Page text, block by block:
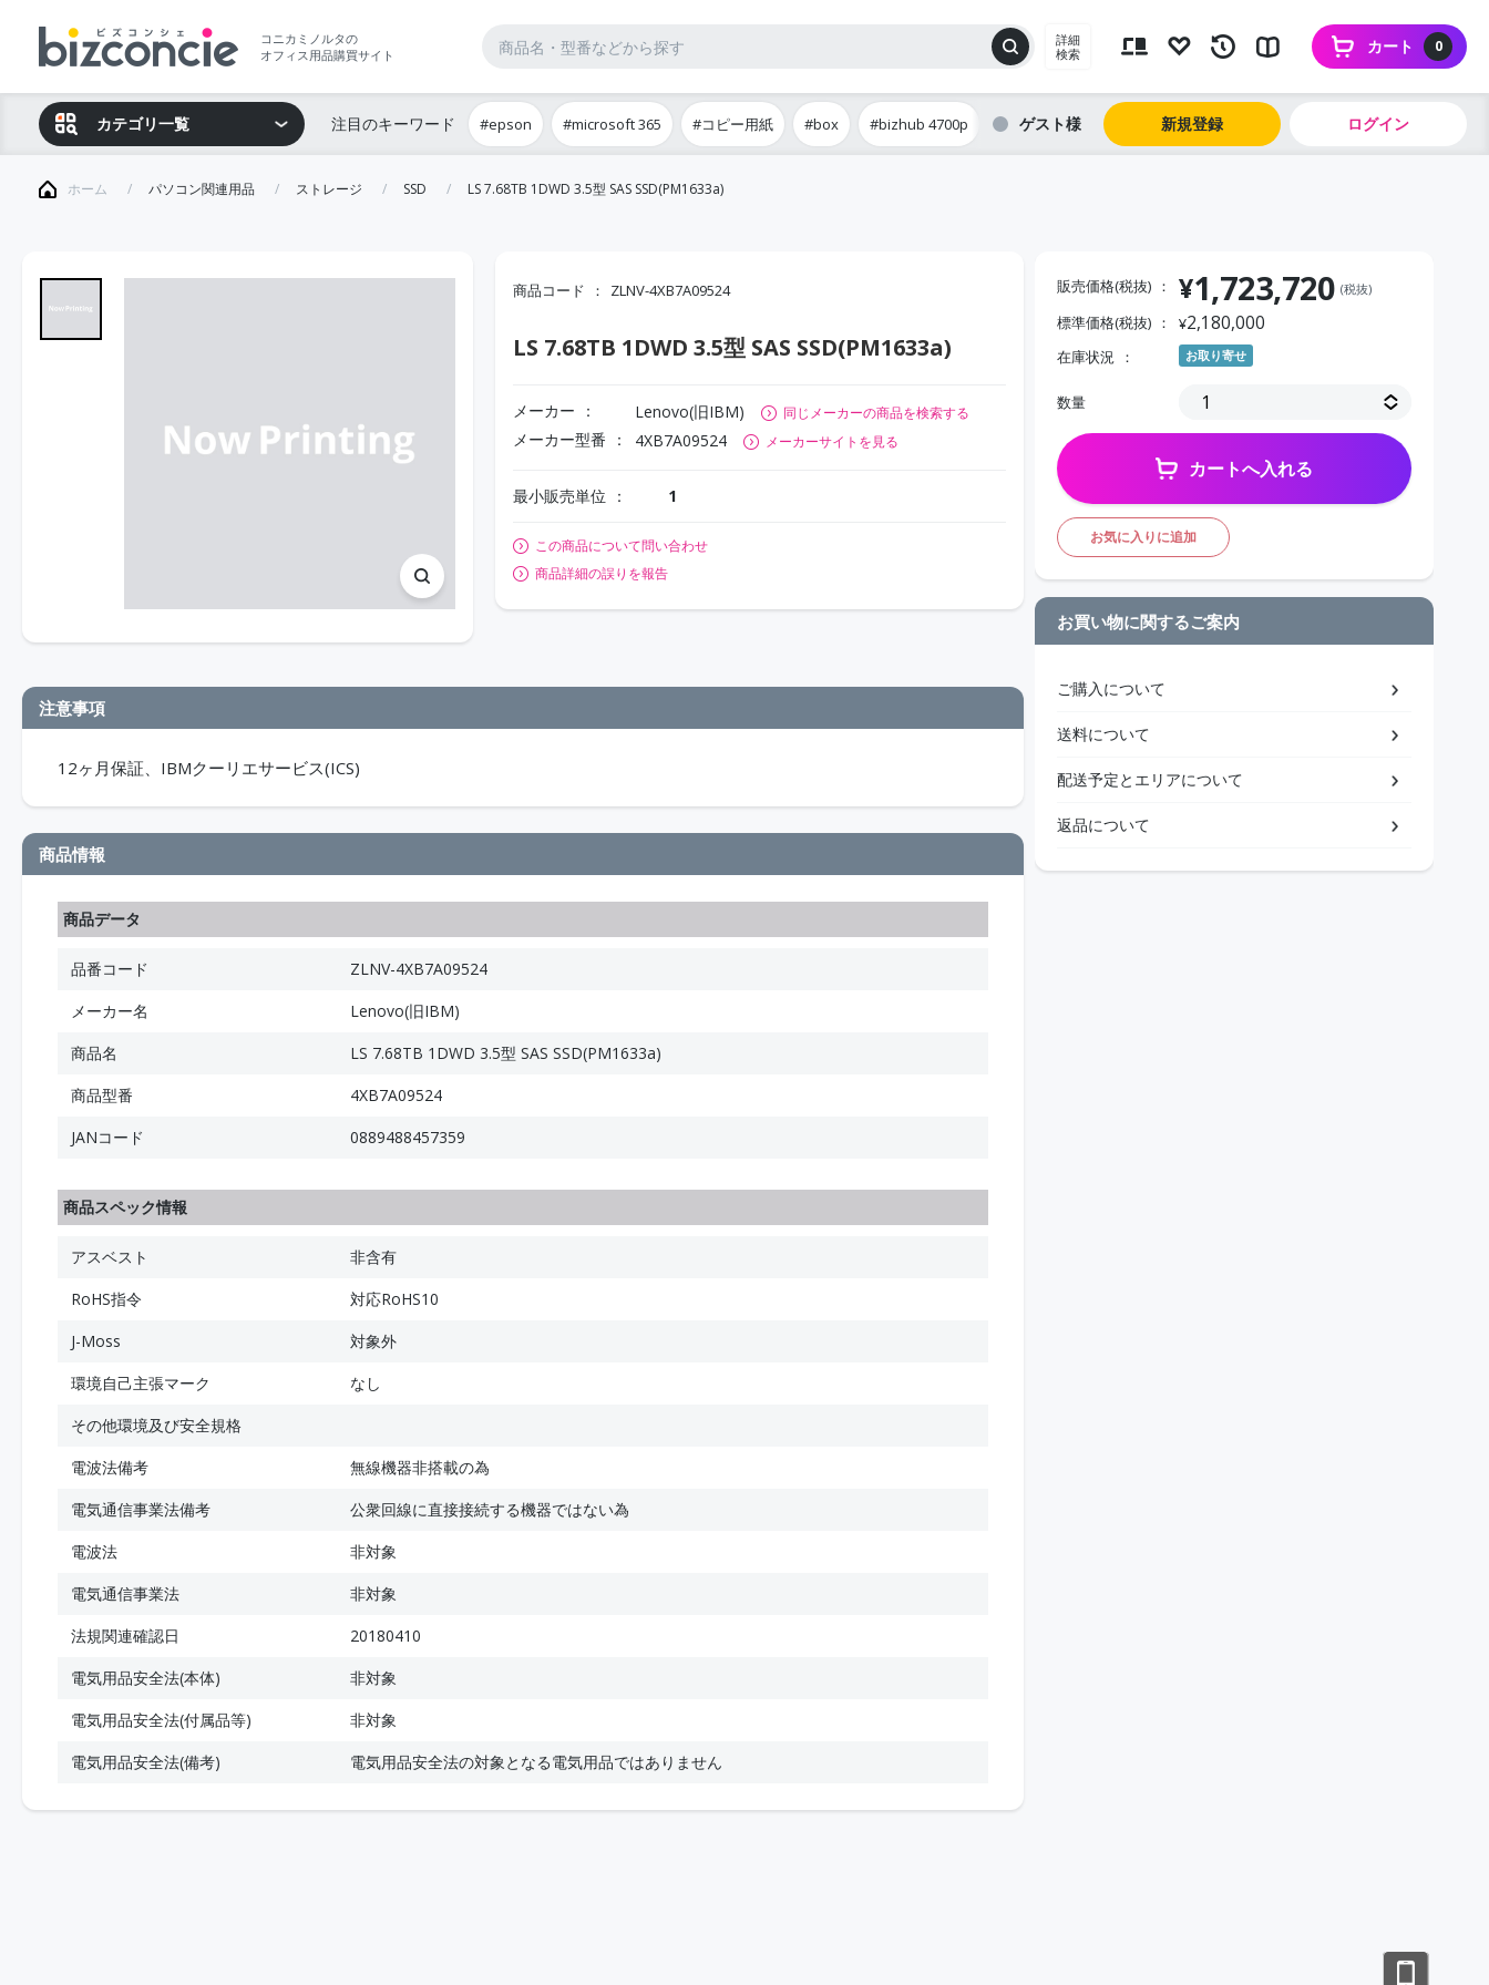
コニカミノルタの
オフィス用品購買サイト
詳細
検索
0
カート
カテゴリ一覧 注目のキーワード #epson #microsoft 365 #コピー用紙 #box #bizhub 4700p ゲスト 新規登録 ログイン
ホーム パソコン関連用品 ストレージ SSD LS 7.68TB 1DWD 3.5型 SAS SSD(PM1633a)
商品コード ZLNV-4XB7A09524
LS 7.68TB 1DWD 3.5型 SAS SSD(PM1633a)
メーカー Lenovo(旧IBM) 同じメーカーの商品を検索する
メーカー型番 4XB7A09524 メーカーサイトを見る
最小販売単位 1
この商品について問い合わせ
商品詳細の誤りを報告
注意事項
12ヶ月保証、IBMクーリエサービス(ICS)
商品情報
商品データ
品番コード
ZLNV-4XB7A09524
メーカー名
Lenovo(旧IBM)
商品名
LS 7.68TB 1DWD 3.5型 SAS SSD(PM1633a)
商品型番
4XB7A09524
JANコード
0889488457359
商品スペック情報
アスベスト
非含有
RoHS指令
対応RoHS10
J-Moss
対象外
環境自己主張マーク
なし
その他環境及び安全規格
電波法備考
無線機器非搭載の為
電気通信事業法備考
公衆回線に直接接続する機器ではない為
電波法
非対象
電気通信事業法
非対象
法規関連確認日
20180410
電気用品安全法(本体)
非対象
電気用品安全法(付属品等)
非対象
電気用品安全法(備考)
電気用品安全法の対象となる電気用品ではありません
販売価格(税抜) ¥1,723,720 (税抜)
標準価格(税抜) ¥2,180,000
在庫状況 お取り寄せ
数量
カートへ入れる
お気に入りに追加
お買い物に関するご案内
ご購入について
送料について
配送予定とエリアについて
返品について